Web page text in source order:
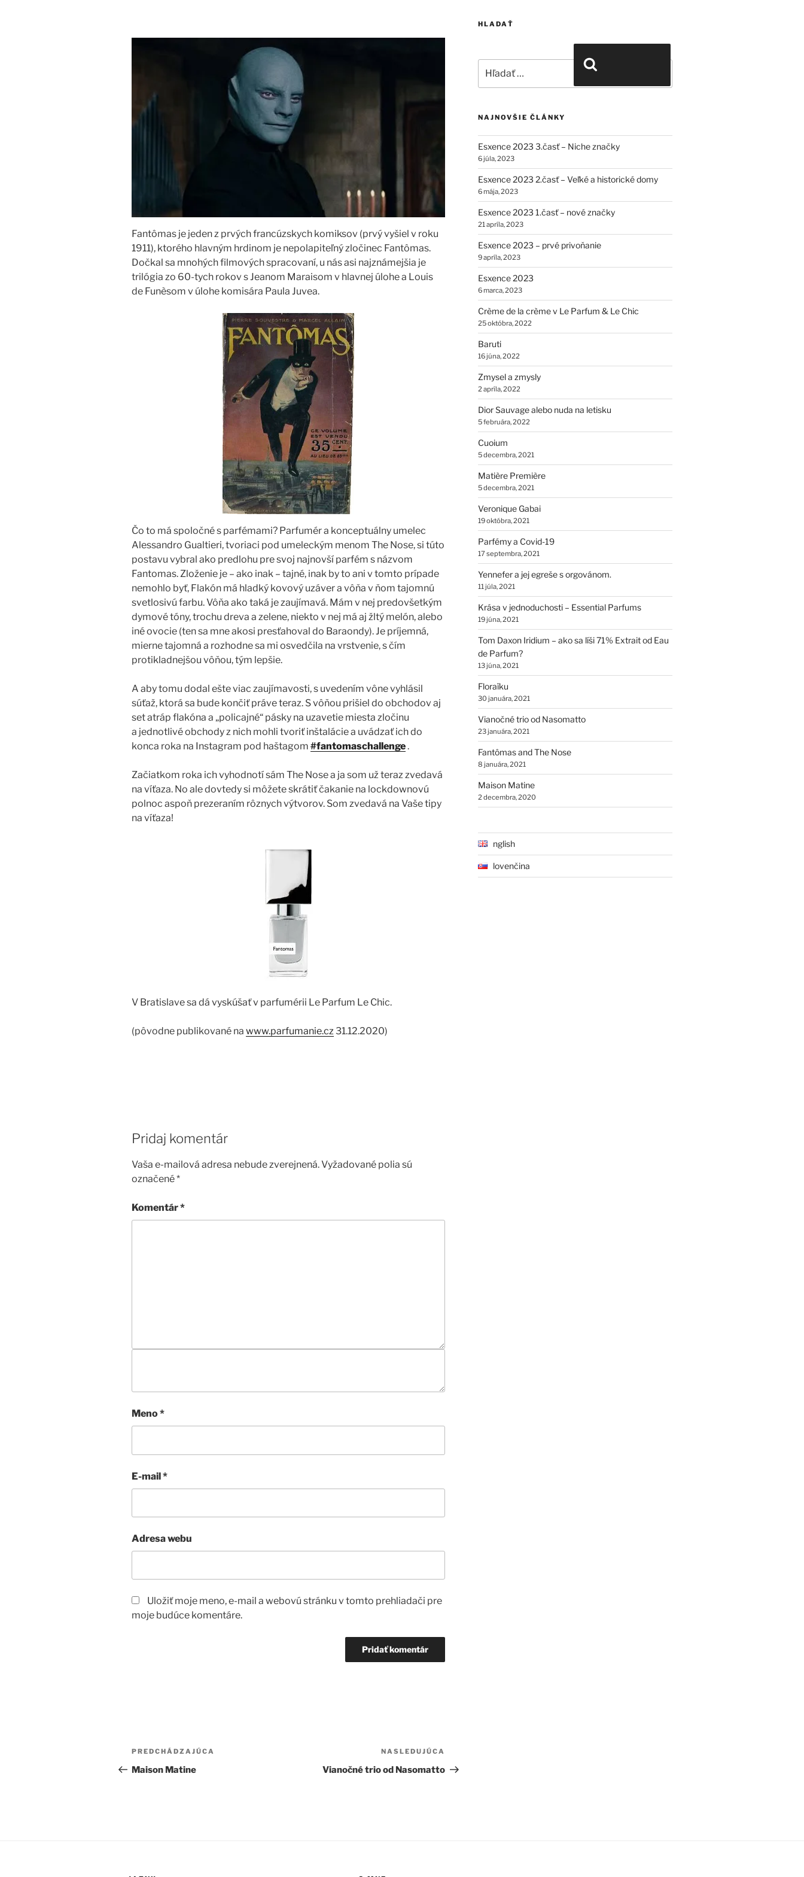
Fantômas je jeden z prvých francúzskych komiksov (prvý vyšiel v roku
1911), ktorého hlavným hrdinom je nepolapiteľný zločinec Fantômas.
Dočkal sa mnohých filmových spracovaní, u nás asi najznámejšia je
trilógia zo 60-tych rokov s Jeanom Maraisom v hlavnej úlohe a Louis
de Funèsom v úlohe komisára Paula Juvea.
Čo to má spoločné s parfémami? Parfumér a konceptuálny umelec
Alessandro Gualtieri, tvoriaci pod umeleckým menom The Nose, si túto
postavu vybral ako predlohu pre svoj najnovší parfém s názvom
Fantomas. Zloženie je – ako inak – tajné, inak by to ani v tomto prípade
nemohlo byť, Flakón má hladký kovový uzáver a vôňa v ňom tajomnú
svetlosivú farbu. Vôňa ako taká je zaujímavá. Mám v nej predovšetkým
dymové tóny, trochu dreva a zelene, niekto v nej má aj žltý melón, alebo
iné ovocie (ten sa mne akosi presťahoval do Baraondy). Je príjemná,
mierne tajomná a rozhodne sa mi osvedčila na vrstvenie, s čím
protikladnejšou vôňou, tým lepšie.
A aby tomu dodal ešte viac zaujímavosti, s uvedením vône vyhlásil
súťaž, ktorá sa bude končiť práve teraz. S vôňou prišiel do obchodov aj
set atráp flakóna a „policajné“ pásky na uzavetie miesta zločinu
a jednotlivé obchody z nich mohli tvoriť inštalácie a uvádzať ich do
konca roka na Instagram pod haštagom #fantomaschallenge.
Začiatkom roka ich vyhodnotí sám The Nose a ja som už teraz zvedavá
na víťaza. No ale dovtedy si môžete skrátiť čakanie na lockdownovú
polnoc aspoň prezeraním rôznych výtvorov. Som zvedavá na Vaše tipy
na víťaza!
V Bratislave sa dá vyskúšať v parfumérii Le Parfum Le Chic.
(pôvodne publikované na www.parfumanie.cz31.12.2020)
Pridaj komentár
Vaša e-mailová adresa nebude zverejnená.Vyžadované polia sú
označené*
Komentár*
Meno*
E-mail*
Adresa webu
Uložiť moje meno, e-mail a webovú stránku v tomto prehliadači pre
moje budúce komentáre.
v
i
PREDCHÁDZAJÚCA
Maison Matine
NASLEDUJÚCA
Vianočné trio od Nasomatto
HLADAŤ
NAJNOVŠIE ČLÁNKY
Esxence 2023 3.časť – Niche značky
6 júla, 2023
Esxence 2023 2.časť – Veľké a historické domy
6 mája, 2023
Esxence 2023 1.časť – nové značky
21 apríla, 2023
Esxence 2023 – prvé privoňanie
9 apríla, 2023
Esxence 2023
6 marca, 2023
Crème de la crème v Le Parfum & Le Chic
25 októbra, 2022
Baruti
16 júna, 2022
Zmysel a zmysly
2 apríla, 2022
Dior Sauvage alebo nuda na letisku
5 februára, 2022
Cuoium
5 decembra, 2021
Matière Première
5 decembra, 2021
Veronique Gabai
19 októbra, 2021
Parfémy a Covid-19
17 septembra, 2021
Yennefer a jej egreše s orgovánom.
11 júla, 2021
Krása v jednoduchosti – Essential Parfums
19 júna, 2021
Tom Daxon Iridium – ako sa líši 71% Extrait od Eau
de Parfum?
13 júna, 2021
Floraïku
30 januára, 2021
Vianočné trio od Nasomatto
23 januára, 2021
Fantômas and The Nose
8 januára, 2021
Maison Matine
2 decembra, 2020
English
Slovenčina